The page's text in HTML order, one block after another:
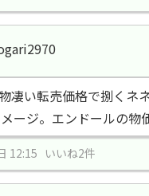
凄い転売価格で捌くネ
ージ。エンドールの物
12:15 いいね2件